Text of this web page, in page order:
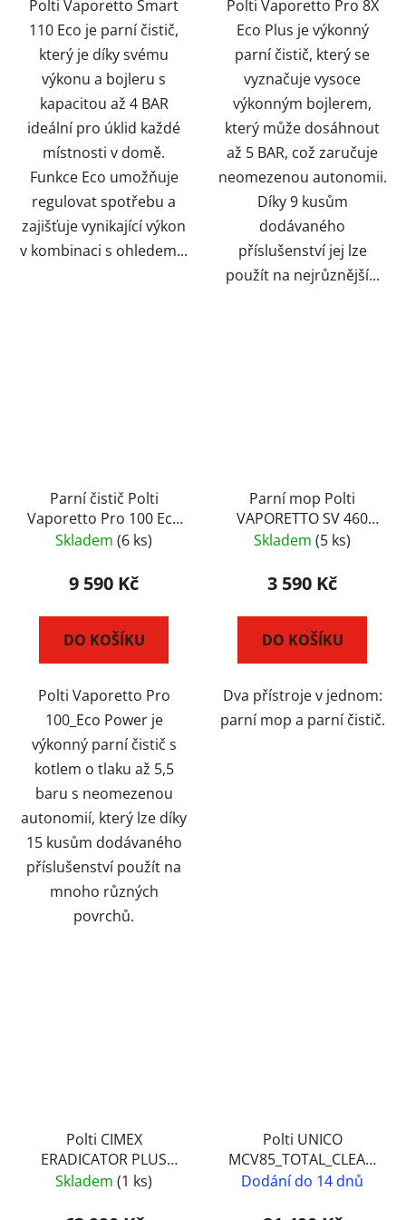
Polti Vaporetto Smart
110 Eco je parní čistič,
který je díky svému
výkonu a bojleru s
kapacitou až 4 BAR
ideální pro úklid každé
místnosti v domě.
Funkce Eco umožňuje
regulovat spotřebu a
zajišťuje vynikající výkon
v kombinaci s ohledem...
Polti Vaporetto Pro 8X
Eco Plus je výkonný
parní čistič, který se
vyznačuje vysoce
výkonným bojlerem,
který může dosáhnout
až 5 BAR, což zaručuje
neomezenou autonomii.
Díky 9 kusům
dodávaného
příslušenství jej lze
použít na nejrůznější...
Parní čistič Polti
Vaporetto Pro 100 Eco
Power
Skladem (6 ks)
9 590 Kč
DO KOŠÍKU
Polti Vaporetto Pro
100_Eco Power je
výkonný parní čistič s
kotlem o tlaku až 5,5
baru s neomezenou
autonomií, který lze díky
15 kusům dodávaného
příslušenství použít na
mnoho různých
povrchů.
Parní mop Polti
VAPORETTO SV 460
DOUBLE
Skladem (5 ks)
3 590 Kč
DO KOŠÍKU
Dva přístroje v jednom:
parní mop a parní čistič.
Polti CIMEX
ERADICATOR PLUS
profesionální parní
Skladem (1 ks)
Polti UNICO
MCV85_TOTAL_CLEAN
& TURBO -
Dodání do 14 dnů